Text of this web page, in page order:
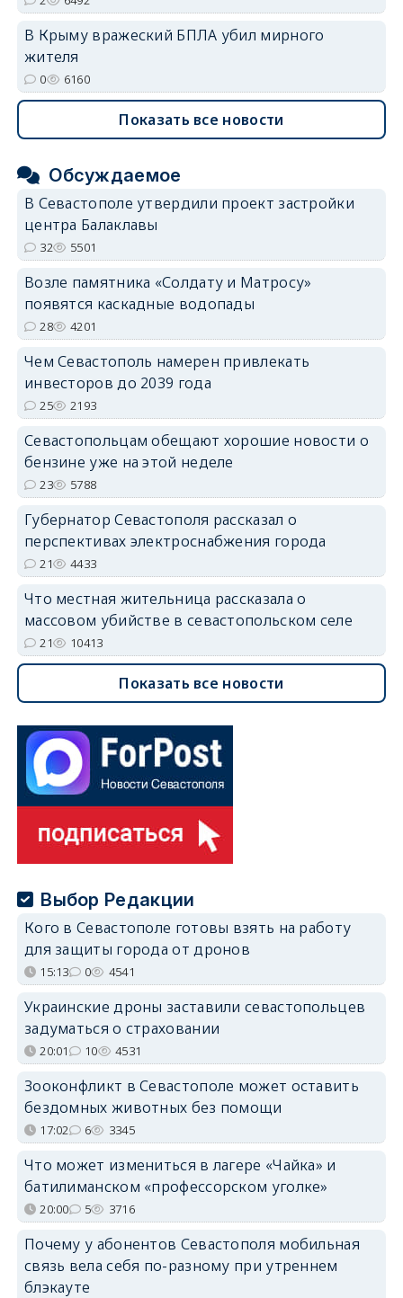
В Крыму вражеский БПЛА убил мирного
жителя
0 6160
Показать все новости
Обсуждаемое
В Севастополе утвердили проект застройки
центра Балаклавы
32 5501
Возле памятника «Солдату и Матросу»
появятся каскадные водопады
28 4201
Чем Севастополь намерен привлекать
инвесторов до 2039 года
25 2193
Севастопольцам обещают хорошие новости о
бензине уже на этой неделе
23 5788
Губернатор Севастополя рассказал о
перспективах электроснабжения города
21 4433
Что местная жительница рассказала о
массовом убийстве в севастопольском селе
21 10413
Показать все новости
Выбор Редакции
Кого в Севастополе готовы взять на работу
для защиты города от дронов
15:13 0 4541
Украинские дроны заставили севастопольцев
задуматься о страховании
20:01 10 4531
Зооконфликт в Севастополе может оставить
бездомных животных без помощи
17:02 6 3345
Что может измениться в лагере «Чайка» и
батилиманском «профессорском уголке»
20:00 5 3716
Почему у абонентов Севастополя мобильная
связь вела себя по-разному при утреннем
блэкауте